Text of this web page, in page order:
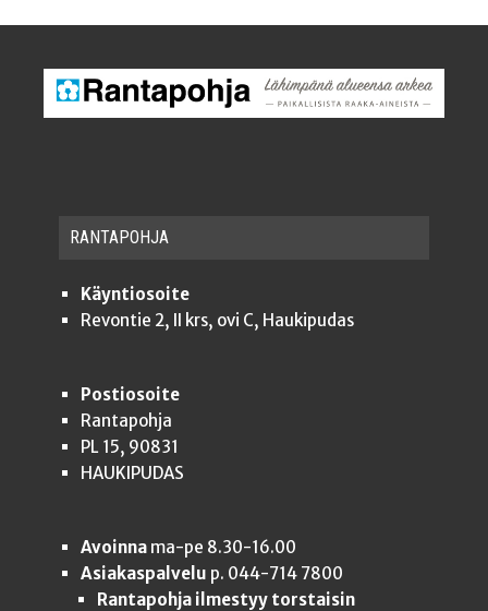
RAN­TA­POH­JA
Käyntiosoite
Revontie 2, II krs, ovi C, Haukipudas
Postiosoite
Rantapohja
PL 15, 90831
HAUKIPUDAS
Avoinnama-pe 8.30-16.00
Asiakaspalvelu p. 044-714 7800
Rantapohja ilmestyy torstaisin